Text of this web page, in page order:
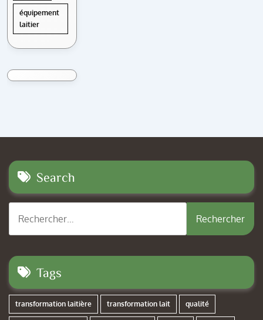
équipement
laitier
Search
Tags
transformation laitière transformation lait qualité